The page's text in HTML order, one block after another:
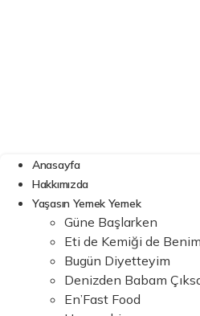
Anasayfa
Hakkımızda
Yaşasın Yemek Yemek
Güne Başlarken
Eti de Kemiği de Benim
Bugün Diyetteyim
Denizden Babam
En’Fast Food